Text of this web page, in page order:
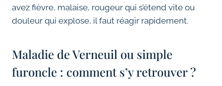
avez fièvre, malaise, rougeur qui s’étend vite ou
douleur qui explose, il faut réagir rapidement.
Maladie de Verneuil ou simple
furoncle : comment s’y retrouver ?